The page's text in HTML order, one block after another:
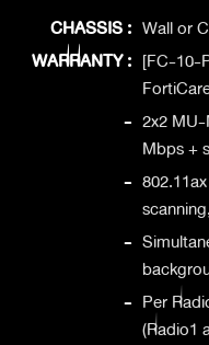
CHASSIS : Wall or
WARRANTY : [FC-10-
- 2x2
Mbps +
-
-
- Per
(Radio1